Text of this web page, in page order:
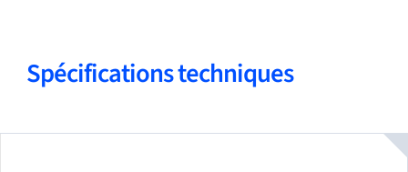
Spécifications techniques